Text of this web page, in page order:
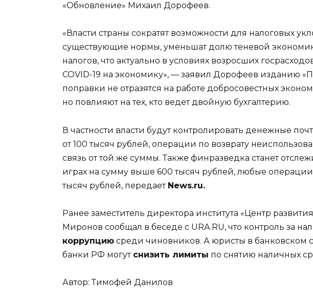
«Обновление» Михаил Дорофеев.
«Власти страны сократят возможности для налоговых
существующие нормы, уменьшат долю теневой
налогов, что актуально в условиях возросших
COVID-19 на экономику», — заявил Дорофеев изданию
поправки не отразятся на работе добросовестных
но повлияют на тех, кто ведет двойную бухгалтерию.
В частности власти будут контролировать денежные
от 100 тысяч рублей, операции по возврату
связь от той же суммы. Также финразведка станет
играх на сумму выше 600 тысяч рублей, любые
тысяч рублей, передает News.ru.
Ранее заместитель директора института «Центр
Миронов сообщал в беседе с URA.RU, что контроль за
коррупцию среди чиновников. А юристы в банковском
банки РФ могут снизить лимиты по снятию наличных
Автор: Тимофей Данилов